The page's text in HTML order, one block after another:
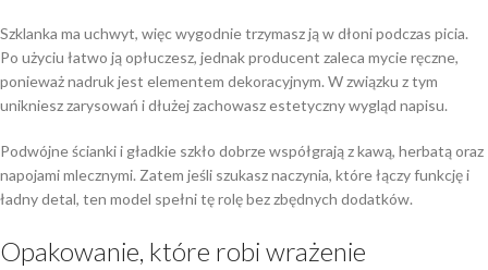
Szklanka ma uchwyt, więc wygodnie trzymasz ją w dłoni podczas picia.
Po użyciu łatwo ją opłuczesz, jednak producent zaleca mycie ręczne,
ponieważ nadruk jest elementem dekoracyjnym. W związku z tym
unikniesz zarysowań i dłużej zachowasz estetyczny wygląd napisu.
Podwójne ścianki i gładkie szkło dobrze współgrają z kawą, herbatą oraz
napojami mlecznymi. Zatem jeśli szukasz naczynia, które łączy funkcję i
ładny detal, ten model spełni tę rolę bez zbędnych dodatków.
Opakowanie, które robi wrażenie